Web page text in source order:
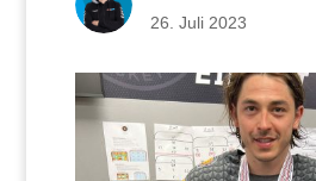
26. Juli 2023